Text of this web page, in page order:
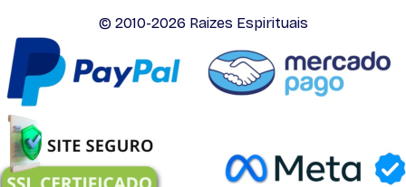
© 2010-2026 Raizes Espirituais